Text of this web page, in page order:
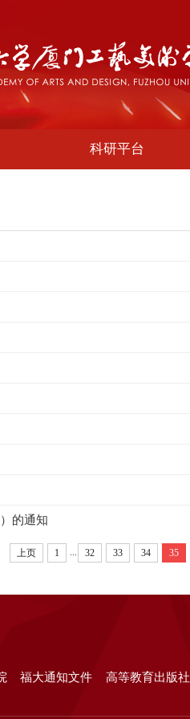
科研平台
的通知
上页 1 32 33 34 35
福大通知文件 高等教育出版社